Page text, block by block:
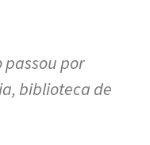
passou por
biblioteca de